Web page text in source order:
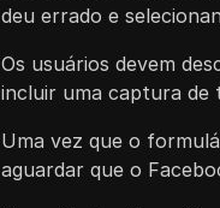
deu errado e
Os usuários devem
incluir uma captura de
Uma vez que o
aguardar que o